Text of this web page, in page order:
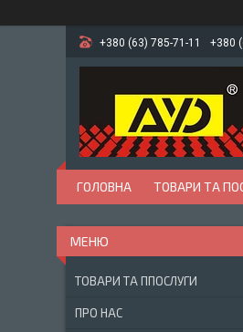
+380 (63) 785-71-11 +380
ГОЛОВНА ТОВАРИ ТА
ТОВАРИ ТА ППОСЛУГИ
ПРО НАС